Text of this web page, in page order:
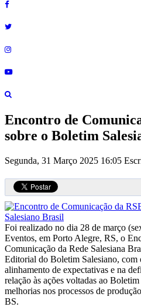
Encontro de
sobre o Boletim
Segunda, 31 Março 2025 16:05
Foi realizado no dia 28 de março
Eventos, em Porto Alegre, RS, o
Comunicação da Rede Salesiana
Editorial do Boletim Salesiano, com
alinhamento de expectativas e na
relação às ações voltadas ao
melhorias nos processos de
BS.